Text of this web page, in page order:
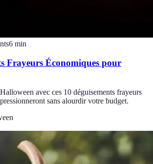
6 min
Frayeurs Économiques pour
avec ces 10 déguisements frayeurs
sans alourdir votre budget.